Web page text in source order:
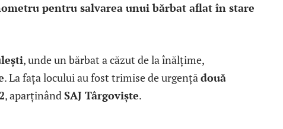
pentru salvarea unui bărbat aflat în stare
, unde un bărbat a căzut de la înălțime,
. La fața locului au fost trimise de urgență două
, aparținând SAJ Târgoviște.